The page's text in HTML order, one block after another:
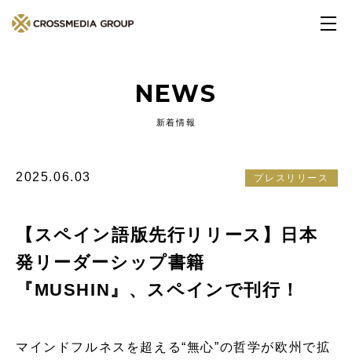
NEWS
新着情報
2025.06.03 プレスリリース
【スペイン語版先行リリース】日本
発リーダーシップ書籍
『MUSHIN』、スペインで刊行！
マインドフルネスを超える“無心”の哲学が欧州で拡